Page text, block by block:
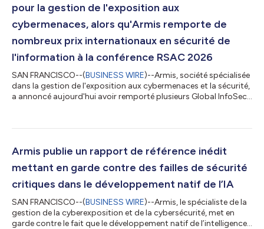
pour la gestion de l'exposition aux
cybermenaces, alors qu'Armis remporte de
nombreux prix internationaux en sécurité de
l'information à la conférence RSAC 2026
SAN FRANCISCO--(BUSINESS WIRE)--Armis, société spécialisée
dans la gestion de l'exposition aux cybermenaces et la sécurité,
a annoncé aujourd'hui avoir remporté plusieurs Global InfoSec
suivantes : Armis Centrix™ a remporté le prix de la « Meilleure
Armis nommée « Entreprise de cybersécurité choisie par les
éditeurs »...
Armis publie un rapport de référence inédit
mettant en garde contre des failles de sécurité
critiques dans le développement natif de l’IA
SAN FRANCISCO--(BUSINESS WIRE)--Armis, le spécialiste de la
gestion de la cyberexposition et de la cybersécurité, met en
garde contre le fait que le développement natif de l’intelligence